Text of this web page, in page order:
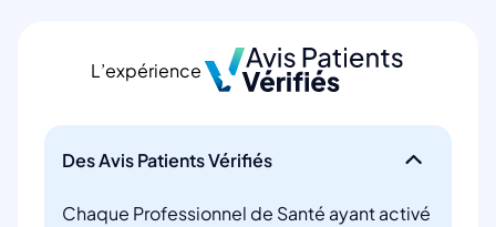
L’expérience
Des Avis Patients Vérifiés
Chaque Professionnel de Santé ayant activé